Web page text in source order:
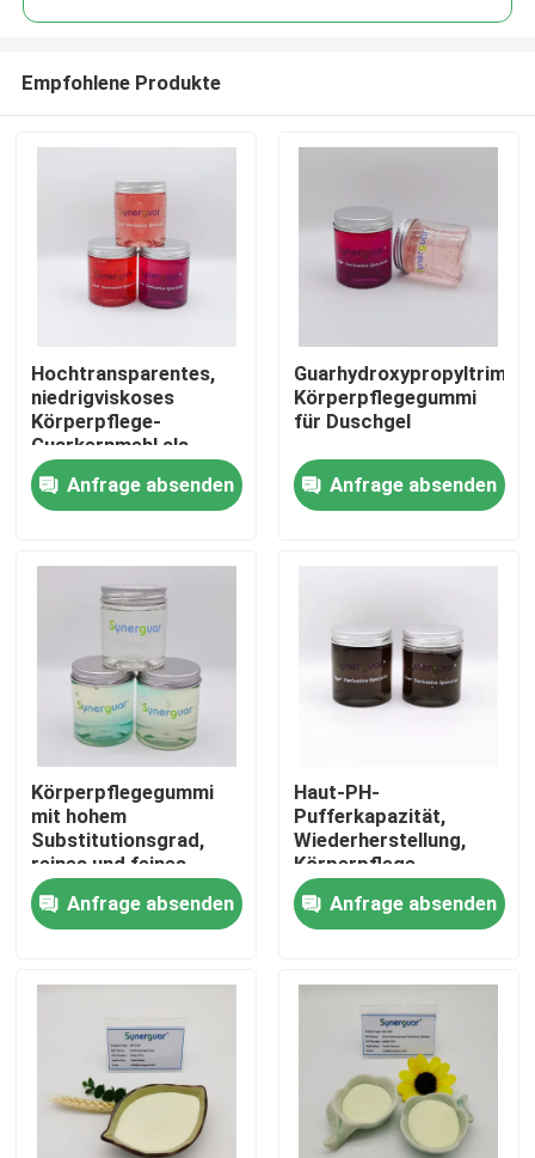
Heim
Videos
Über uns
Werksbesichtigung
Qualitätskontrolle
Kontakt mit uns
Angebot anfordern
Empfohlene Produkte
Hochtransparentes,
niedrigviskoses
Körperpflege-
Guarkernmehl als
Spülung
Anfrage absenden
Körperpflegegummi
für Duschgel
Anfrage absenden
Körperpflegegummi
mit hohem
Substitutionsgrad,
reines und feines
Pulver, kühl
aufbewahren
Anfrage absenden
Haut-PH-
Pufferkapazität,
Wiederherstellung,
Körperpflege,
Zahnfleisch, 24
Monate Haltbarkeit
Anfrage absenden